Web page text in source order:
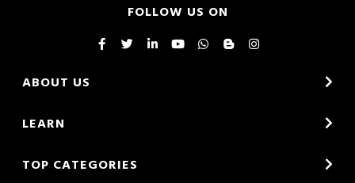
FOLLOW US ON
ABOUT US
LEARN
TOP CATEGORIES